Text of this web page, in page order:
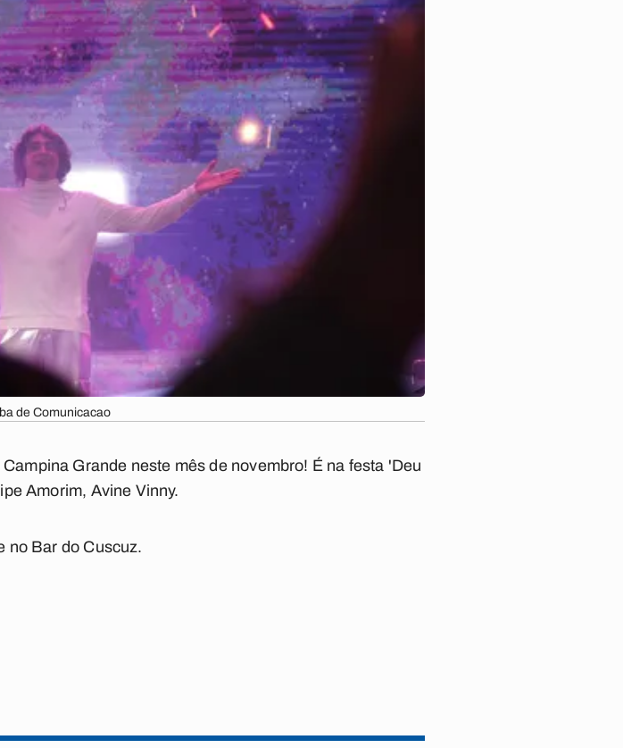
de Comunicacao
Grande neste mês de novembro! É na festa 'Deu
Amorim, Avine Vinny.
no Bar do Cuscuz.